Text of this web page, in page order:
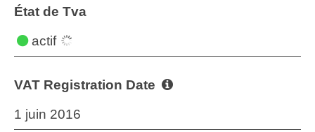
État de Tva
actif
VAT Registration Date
1 juin 2016